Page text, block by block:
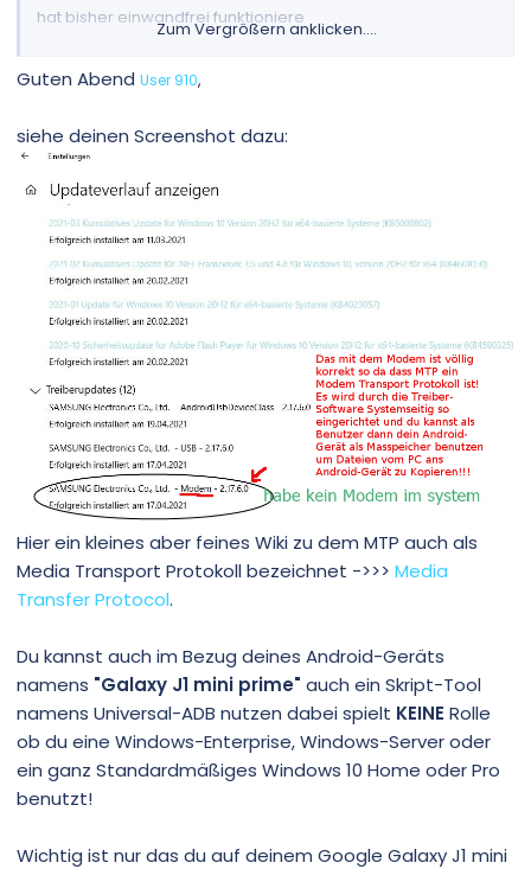
hat bisher einwandfrei funktioniere
zurzeit bin ich bei der Version 20H2
Motherboard Gigabyte GA-Z97 HD3
Systemfestplatte Samsung SSD 840 EVO 1TB
Speicher 16 GB
Grafikkarte Radeon HD 5450 ist Ok
Bildschirm Dell P2419H
Treiber sind auf aktuellen Stand
Windows 10 Pro Version 20H2
das Samsung Galaxy S7 Edge wird sofort erkannt alles in
Ordnung nun zum Problem
an
Zum Vergrößern anklicken....
Guten Abend User 910,
siehe deinen Screenshot dazu:
Hier ein kleines aber feines Wiki zu dem MTP auch als
Media Transport Protokoll bezeichnet ->>> Media
Transfer Protocol.
Du kannst auch im Bezug deines Android-Geräts
namens "Galaxy J1 mini prime" auch ein Skript-Tool
namens Universal-ADB nutzen dabei spielt KEINE Rolle
ob du eine Windows-Enterprise, Windows-Server oder
ein ganz Standardmäßiges Windows 10 Home oder Pro
benutzt!
Wichtig ist nur das du auf deinem Google Galaxy J1 mini